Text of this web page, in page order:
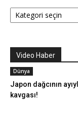
Kategoriler
Video Haber
Dünya
Japon dağcının
kavgası!